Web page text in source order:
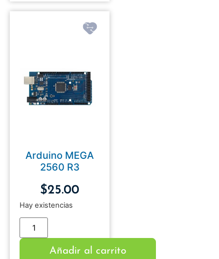
Arduino MEGA
2560 R3
$25.00
Hay existencias
Añadir al carrito